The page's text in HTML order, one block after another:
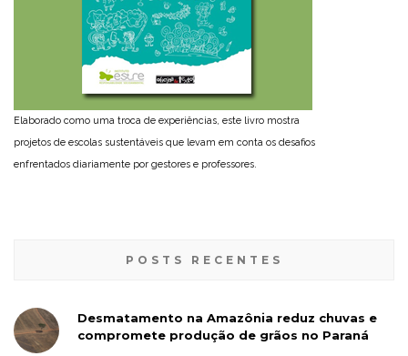
Elaborado como uma troca de experiências, este livro mostra
projetos de escolas sustentáveis que levam em conta os desafios
enfrentados diariamente por gestores e professores.
POSTS RECENTES
Desmatamento na Amazônia reduz chuvas e
compromete produção de grãos no Paraná